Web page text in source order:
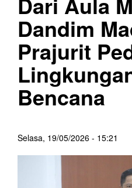
Dandim
Prajurit
Bencana
Selasa, 19/05/2026 - 15:21